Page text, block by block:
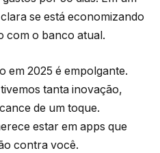
se está economizando
com o banco atual.
em 2025 é empolgante.
tanta inovação,
de um toque.
estar em apps que
contra você.